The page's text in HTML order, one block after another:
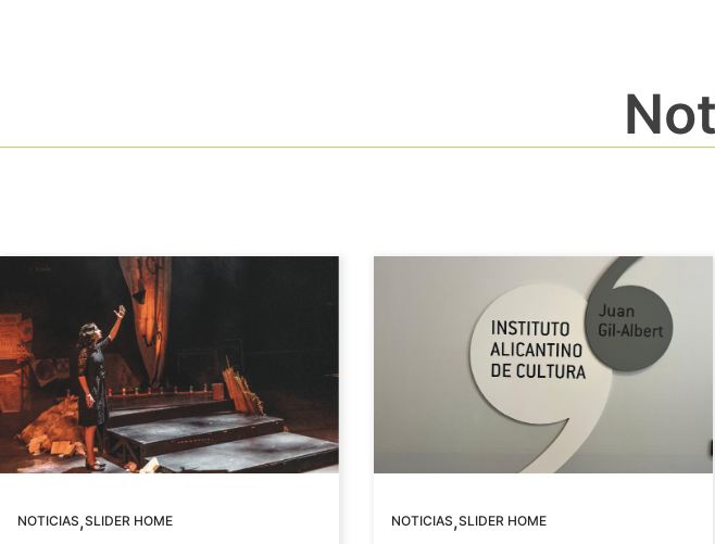
NOTICIAS,SLIDER HOME NOTICIAS,SLIDER HOME